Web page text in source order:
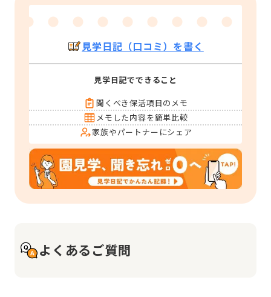
見学日記（口コミ）を書く
見学日記でできること
聞くべき保活項目のメモ
メモした内容を簡単比較
家族やパートナーにシェア
よくあるご質問